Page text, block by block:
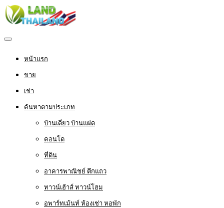
หน้าแรก
ขาย
เช่า
ค้นหาตามประเภท
บ้านเดี่ยว บ้านแฝด
คอนโด
ที่ดิน
อาคารพาณิชย์ ตึกแถว
ทาวน์เฮ้าส์ ทาวน์โฮม
อพาร์ทเม้นท์ ห้องเช่า หอพัก